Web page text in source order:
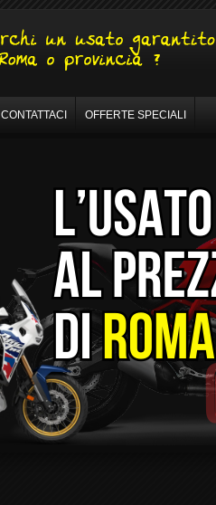
CONTATTACI OFFERTE SPECIALI